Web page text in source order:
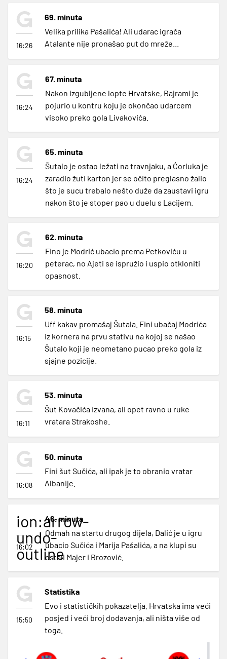
16:26
69. minuta
Velika prilika Pašalića! Ali udarac igrača
Atalante nije pronašao put do mreže...
16:24
67. minuta
Nakon izgubljene lopte Hrvatske, Bajrami je
pojurio u kontru koju je okončao udarcem
visoko preko gola Livakovića.
16:24
65. minuta
Šutalo je ostao ležati na travnjaku, a Ćorluka je
zaradio žuti karton jer se očito preglasno žalio
što je sucu trebalo nešto duže da zaustavi igru
nakon što je stoper pao u duelu s Lacijem.
16:20
62. minuta
Fino je Modrić ubacio prema Petkoviću u
peterac, no Ajeti se ispružio i uspio otkloniti
opasnost.
16:15
58. minuta
Uff kakav promašaj Šutala. Fini ubačaj Modrića
iz kornera na prvu stativu na kojoj se našao
Šutalo koji je neometano pucao preko gola iz
sjajne pozicije.
16:11
53. minuta
Šut Kovačića izvana, ali opet ravno u ruke
vratara Strakoshe.
16:08
50. minuta
Fini šut Sučića, ali ipak je to obranio vratar
Albanije.
ion:arrow-
undo-
outline
16:02
46. minuta
Odmah na startu drugog dijela, Dalić je u igru
ubacio Sučića i Marija Pašalića, a na klupi su
ostali Majer i Brozović.
15:50
Statistika
Evo i statističkih pokazatelja. Hrvatska ima veći
posjed i veći broj dodavanja, ali ništa više od
toga.